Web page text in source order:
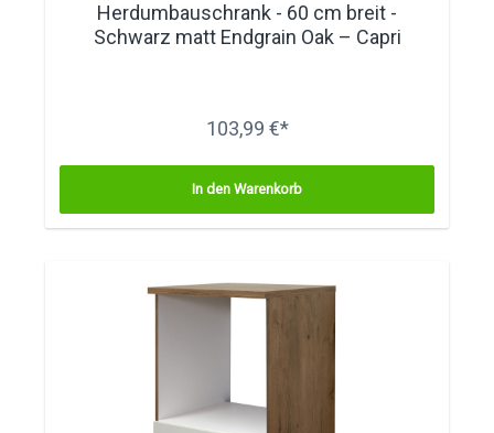
Herdumbauschrank - 60 cm breit -
Schwarz matt Endgrain Oak – Capri
103,99 €*
In den Warenkorb